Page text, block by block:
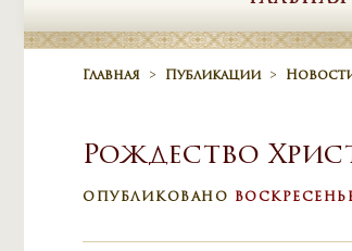
Главная > Публикации >
Рождество
ОПУБЛИКОВАНО